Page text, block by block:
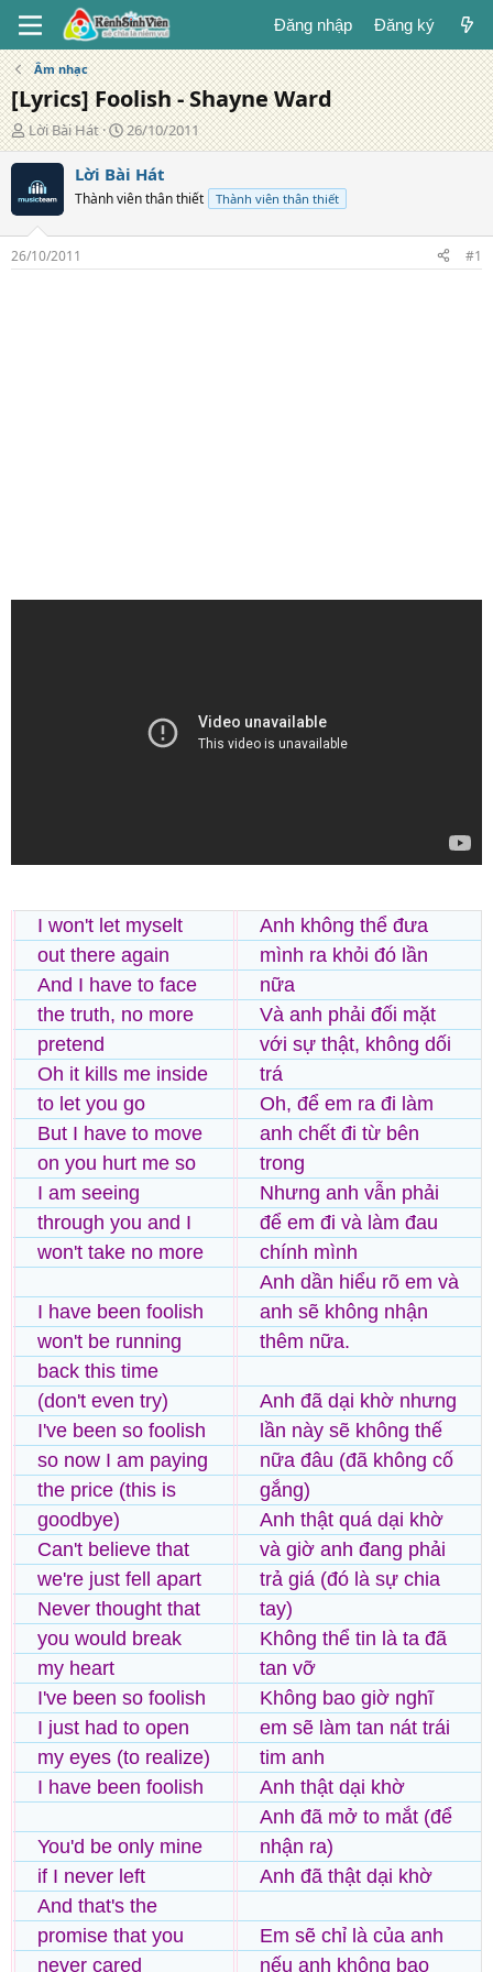
Đăng nhập Đăng ký
Âm nhạc
[Lyrics] Foolish - Shayne Ward
T
á
c
g
i
ả
Lời Bài Hát
N
g
à
y
đ
g
26/10/2011
Lời Bài Hát
Thành viên thân thiết Thành viên thân thiết
26/10/2011 #1
I won't let myselt
out there again
And I have to face
the truth, no more
pretend
Oh it kills me inside
to let you go
But I have to move
on you hurt me so
I am seeing
through you and I
won't take no more
I have been foolish
won't be running
back this time
(don't even try)
I've been so foolish
so now I am paying
the price (this is
goodbye)
Can't believe that
we're just fell apart
Never thought that
you would break
my heart
I've been so foolish
I just had to open
my eyes (to realize)
I have been foolish
You'd be only mine
if I never left
And that's the
promise that you
never cared
Anh không thể đưa
mình ra khỏi đó lần
nữa
Và anh phải đối mặt
với sự thật, không dối
trá
Oh, để em ra đi làm
anh chết đi từ bên
trong
Nhưng anh vẫn phải
để em đi và làm đau
chính mình
Anh dần hiểu rõ em và
anh sẽ không nhận
thêm nữa.
Anh đã dại khờ nhưng
lần này sẽ không thế
nữa đâu (đã không cố
gắng)
Anh thật quá dại khờ
và giờ anh đang phải
trả giá (đó là sự chia
tay)
Không thể tin là ta đã
tan vỡ
Không bao giờ nghĩ
em sẽ làm tan nát trái
tim anh
Anh thật dại khờ
Anh đã mở to mắt (để
nhận ra)
Anh đã thật dại khờ
Em sẽ chỉ là của anh
nếu anh không bao